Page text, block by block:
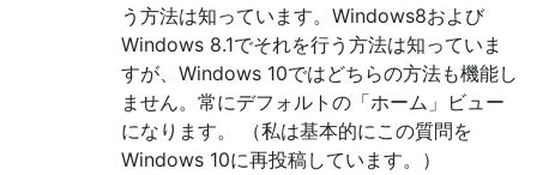
う方法は知っています。Windows8および
Windows 8.1でそれを行う方法は知っていま
すが、Windows 10ではどちらの方法も機能し
ません。常にデフォルトの「ホーム」ビュー
になります。 （私は基本的にこの質問を
Windows 10に再投稿しています。）